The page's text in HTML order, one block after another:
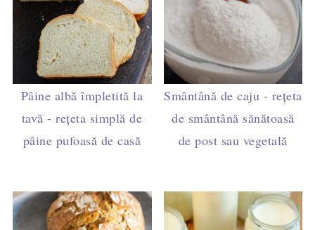
Pâine albă împletită la
tavă - rețeta simplă de
pâine pufoasă de casă
Smântână de caju - rețeta
de smântână sănătoasă
de post sau vegetală